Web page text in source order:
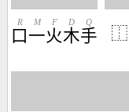
口
R
一
M
火
F
木
D
手
Q
⿰